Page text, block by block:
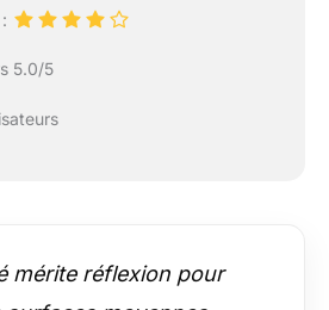
5.0/5
mérite réflexion pour